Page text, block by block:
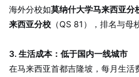
海外分校如莫纳什大学马来西亚分
来西亚分校 （QS 81），排名与
3. 生活成本：低于国内一线城市
在马来西亚首都吉隆坡，每月生活